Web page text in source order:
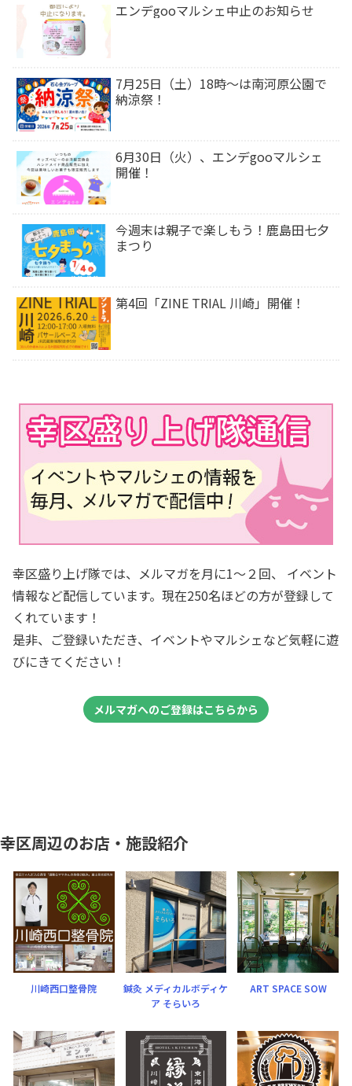
エンデgooマルシェ中止のお知らせ
7月25日（土）18時〜は南河原公園で
納涼祭！
6月30日（火）、エンデgooマルシェ
開催！
今週末は⁡親子で楽しもう！鹿島田七夕
まつり
第4回「ZINE TRIAL 川崎」開催！
幸区盛り上げ隊では、メルマガを月に1～２回、 イベント
情報など配信しています。現在250名ほどの方が登録して
くれています！
是非、ご登録いただき、イベントやマルシェなど気軽に遊
びにきてください！
メルマガへのご登録はこちらから
幸区周辺のお店・施設紹介
川崎西口整骨院
鍼灸 メディカルボディケ
ア そらいろ
ART SPACE SOW